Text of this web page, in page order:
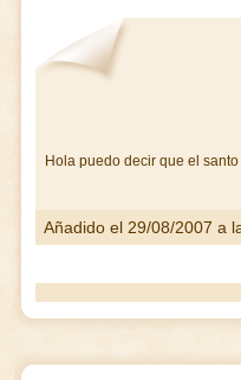
Hola puedo decir que el
Añadido el 29/08/2007 a